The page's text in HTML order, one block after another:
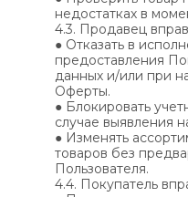
недостатках в
4.3. Продавец
● Отказать в
предоставления
данных и/или при
Оферты.
● Блокировать
случае выявления
● Изменять
товаров без
Пользователя.
4.4. Покупатель